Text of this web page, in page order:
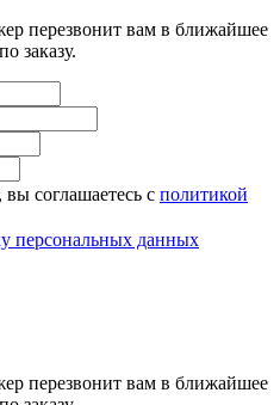
перезвонит вам в ближайшее
заказу.
соглашаетесь с политикой
персональных данных
перезвонит вам в ближайшее